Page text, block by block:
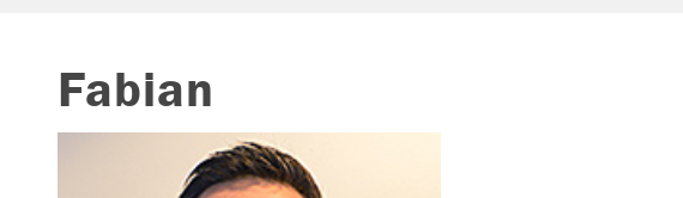
Fabian